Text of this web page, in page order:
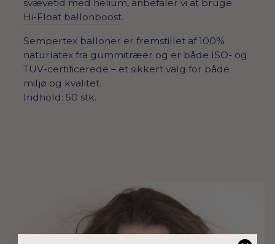
svævetid med helium, anbefaler vi at bruge
Hi-Float ballonboost.
Sempertex balloner er fremstillet af 100%
naturlatex fra gummitræer og er både ISO- og
TUV-certificerede – et sikkert valg for både
miljø og kvalitet.
Indhold: 50 stk.